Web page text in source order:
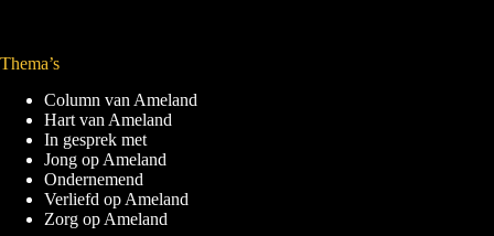
Thema’s
Column van Ameland
Hart van Ameland
In gesprek met
Jong op Ameland
Ondernemend
Verliefd op Ameland
Zorg op Ameland